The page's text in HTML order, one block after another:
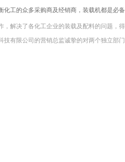
化工的众多采购商及经销商，装载机都是必
，解决了各化工企业的装载及配料的问题，
有限公司的营销总监诚挚的对两个独立部门